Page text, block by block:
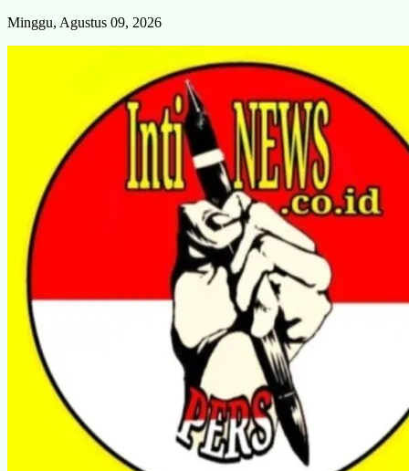
Skip
Minggu, Agustus 09, 2026